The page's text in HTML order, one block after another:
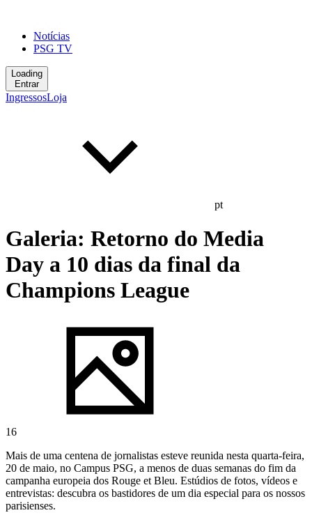
Notícias
PSG TV
Loading
Entrar
IngressosLoja
pt
Galeria: Retorno do Media
Day a 10 dias da final da
Champions League
16
Mais de uma centena de jornalistas esteve reunida nesta quarta-feira,
20 de maio, no Campus PSG, a menos de duas semanas do fim da
campanha europeia dos Rouge et Bleu. Estúdios de fotos, vídeos e
entrevistas: descubra os bastidores de um dia especial para os nossos
parisienses.